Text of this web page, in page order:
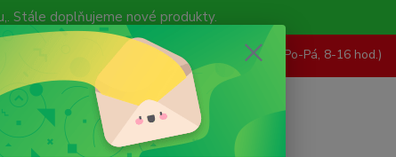
Stále doplňujeme nové produkty.
Hledat
Nevíte si rady? Zavolejte. + 420 773 967 062 (Po-Pá, 8-16 hod.)